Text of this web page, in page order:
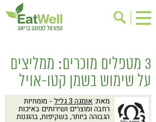
בישול בריא
אינדקס עסקים
ריפוי ומניעת מחלות
בריאות האישה
תוספי תזונה
מתכוני בריאות
3 מטפלים מוכרים: ממליצים
על שימוש בשמן קטו-אויל
מאת: אומגה 3 גליל - מומחיות
רחבה ומוצרים ושירותים באיכות
הגבוהה ביותר, בשקיפות, בהוגנות